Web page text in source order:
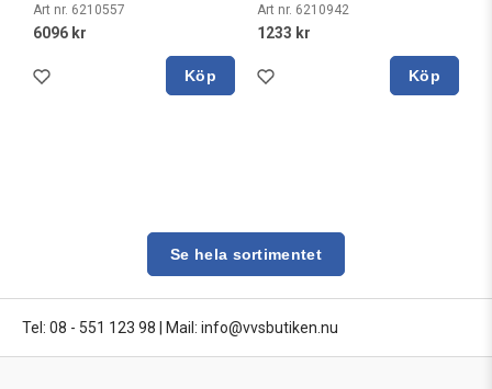
Art nr. 6210557
6096 kr
Köp
Art nr. 6210942
1233 kr
Köp
Se hela sortimentet
Tel: 08 - 551 123 98 Mail: info@vvsbutiken.nu